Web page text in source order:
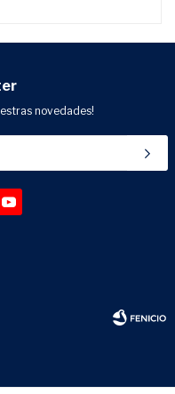
novedades!
